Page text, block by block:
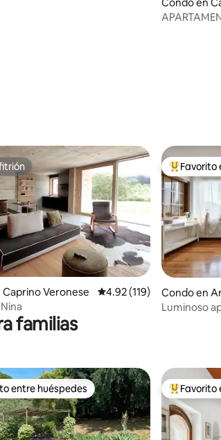
de 5, 181 reseñas
de 5, 128 reseñas
Veronese Calificación promedio:
4.92 (119)
Favorito
Favorito
Condo en
Luminoso
familias
huéspedes preferido
entre huéspedes Favorito
Favorito